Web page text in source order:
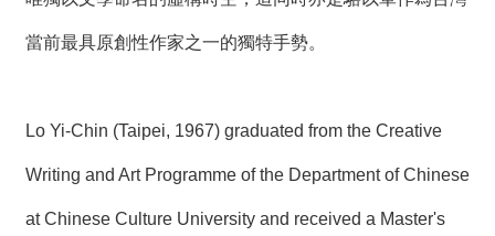
當前最具原創性作家之一的獨特手勢。
Lo Yi-Chin (Taipei, 1967) graduated from the Creative
Writing and Art Programme of the Department of Chinese
at Chinese Culture University and received a Master's